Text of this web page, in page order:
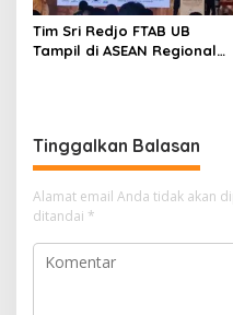
Tim Sri Redjo FTAB UB
Tampil di ASEAN Regional
Tinggalkan Balasan
Alamat email Anda tidak akan
ditandai *